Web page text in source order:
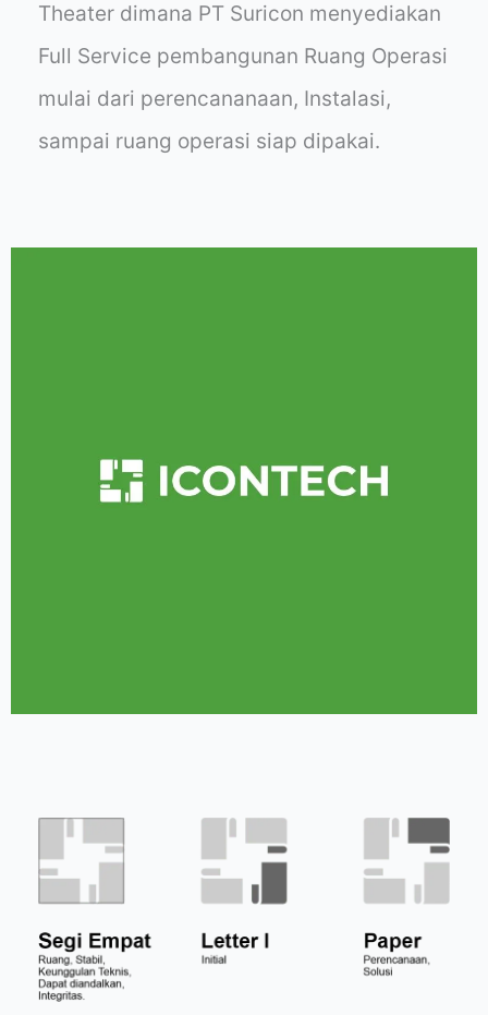
Theater dimana PT Suricon menyediakan
Full Service pembangunan Ruang Operasi
mulai dari perencananaan, Instalasi,
sampai ruang operasi siap dipakai.